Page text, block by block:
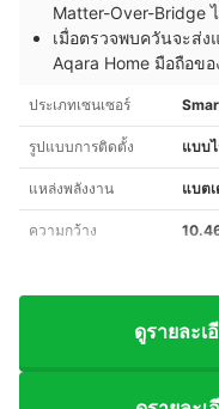
Matter-Over-Bridge
เมื่อตรวจพบควันจะส่
Aqara Home มือถือขอ
ประเภทเซนเซอร์
รูปแบบการติดตั้ง แบบ
แหล่งพลังงาน แบตเ
ความกว้าง
ดูรายละเ